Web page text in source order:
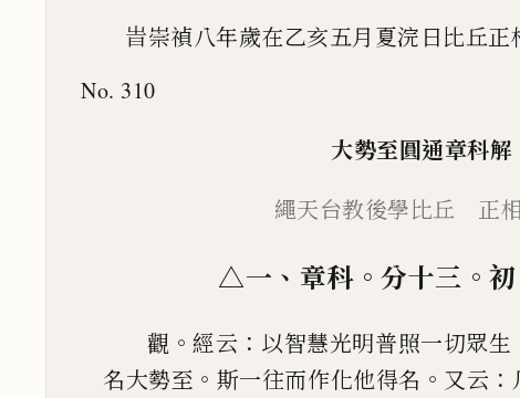
旹崇禎八年歲在乙亥五月夏浣日比丘正
No. 310
大勢至圓通章科解
繩天台教後學比丘 正
△一 、 章科。分十三 。初
觀 。 經云 ： 以智慧光明普照一切眾生
名大勢至 。 斯一往而作化他得名 。 又云 ：